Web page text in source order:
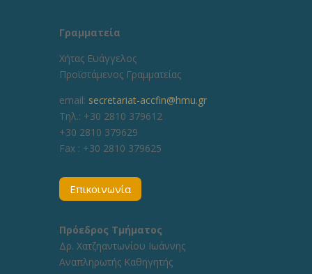
Γραμματεία
Χήτας Ευάγγελος
Προϊστάμενος Γραμματείας
email: secretariat-accfin@hmu.gr
Τηλ.: +30 2810 379612
+30 2810 379629
Fax : +30 2810 379625
Επικοινωνία
Πρόεδρος Τμήματος
Δρ. Χατζηαντωνίου Ιωάννης
Αναπληρωτής Καθηγητής